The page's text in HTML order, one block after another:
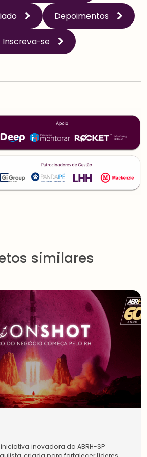
Depoimentos
Inscreva-se
similares
inovadora da ABRH-SP
PessoaFísica